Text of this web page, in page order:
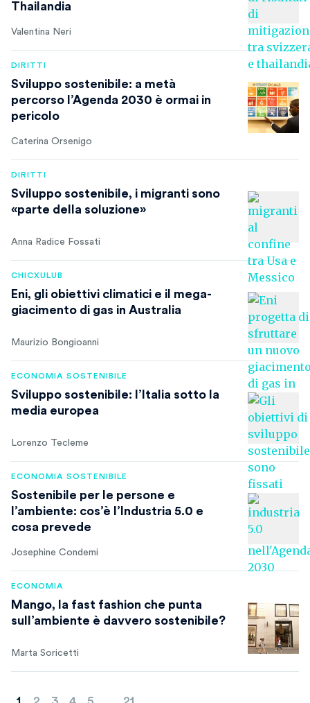
Thailandia
Valentina Neri
DIRITTI
Sviluppo sostenibile: a metà
percorso l’Agenda 2030 è ormai in
pericolo
Caterina Orsenigo
DIRITTI
Sviluppo sostenibile, i migranti sono
«parte della soluzione»
Anna Radice Fossati
CHICXULUB
Eni, gli obiettivi climatici e il mega-
giacimento di gas in Australia
Maurizio Bongioanni
ECONOMIA SOSTENIBILE
Sviluppo sostenibile: l’Italia sotto la
media europea
Lorenzo Tecleme
ECONOMIA SOSTENIBILE
Sostenibile per le persone e
l’ambiente: cos’è l’Industria 5.0 e
cosa prevede
Josephine Condemi
ECONOMIA
Mango, la fast fashion che punta
sull’ambiente è davvero sostenibile?
Marta Soricetti